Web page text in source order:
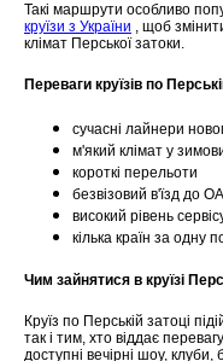
Такі маршрути особливо
круїзи з України , щоб
клімат Перської затоки.
Переваги круїзів по
сучасні лайнери
м'який клімат у
короткі перельоти
безвізовий в'їзд до
високий рівень
кілька країн за одну
Чим зайнятися в круїзі
Круїз по Перській затоці
так і тим, хто віддає
доступні вечірні шоу,